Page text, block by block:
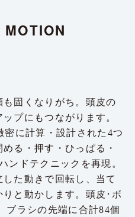
固くなりがち。頭皮の
プにもつながります。
密に計算・設計された4つ
る・押す・ひっぱる・
ンドテクニックを再現。
た動きで回転し、当て
と動かします。頭皮･ボ
ブラシの先端に合計84個